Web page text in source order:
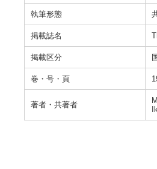
執筆形態
掲載誌名
掲載区分
巻・号・頁
著者・共著者